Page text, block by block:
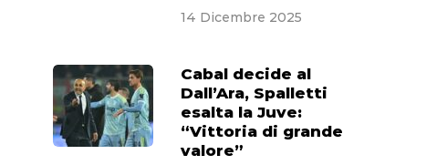
14 Dicembre 2025
Cabal decide al
Dall’Ara, Spalletti
esalta la Juve:
“Vittoria di grande
valore”